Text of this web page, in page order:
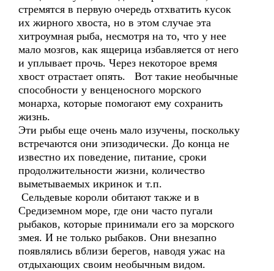
стремятся в первую очередь отхватить кусок
их жирного хвоста, но в этом случае эта
хитроумная рыба, несмотря на то, что у нее
мало мозгов, как ящерица избавляется от него
и уплывает прочь. Через некоторое время
хвост отрастает опять. Вот такие необычные
способности у венценосного морского
монарха, которые помогают ему сохранить
жизнь.
Эти рыбы еще очень мало изучены, поскольку
встречаются они эпизодически. До конца не
известно их поведение, питание, сроки
продолжительности жизни, количество
выметываемых икринок и т.п.
Сельдевые короли обитают также и в
Средиземном море, где они часто пугали
рыбаков, которые принимали его за морского
змея. И не только рыбаков. Они внезапно
появлялись вблизи берегов, наводя ужас на
отдыхающих своим необычным видом.